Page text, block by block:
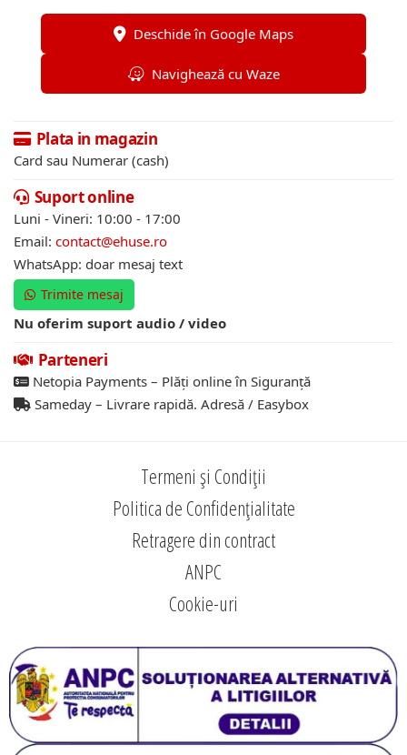
Deschide în Google Maps
Navighează cu Waze
Plata in magazin
Card sau Numerar (cash)
Suport online
Luni - Vineri: 10:00 - 17:00
Email: contact@ehuse.ro
WhatsApp: doar mesaj text
Trimite mesaj
Nu oferim suport audio / video
Parteneri
Netopia Payments – Plăți online în Siguranță
Sameday – Livrare rapidă. Adresă / Easybox
Termeni și Condiții
Politica de Confidențialitate
Retragere din contract
ANPC
Cookie-uri